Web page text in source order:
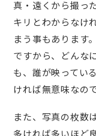
真・遠くから撮っ
キリとわからなけ
まう事もあります。
ですから、どんな
も、誰が映ってい
ければ無意味なので
また、写真の枚数